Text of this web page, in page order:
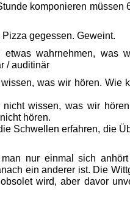
komponieren müssen
Pizza gegessen. Geweint.
etwas wahrnehmen, was
/ auditinär
was wir hören. Wie
wissen, was wir
hören.
Schwellen erfahren, die
nur einmal sich
ein anderer ist. Die
wird, aber davor